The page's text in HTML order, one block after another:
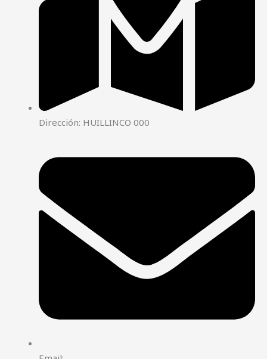
Dirección: HUILLINCO 000